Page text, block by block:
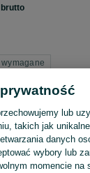
brutto
Запрошуємо
(Jęz. polski
2026
lub
takich jak
danych
wybory lub
momencie na